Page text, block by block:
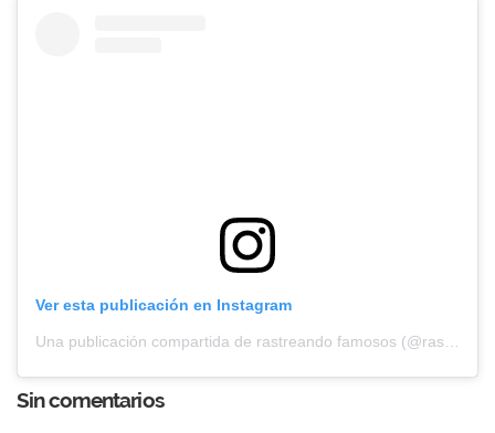
Ver esta publicación en Instagram
Sin comentarios